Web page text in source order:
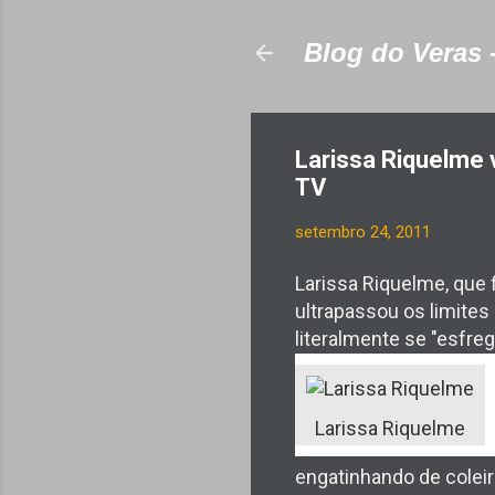
Blog do Veras
Larissa Riquelme
TV
setembro 24, 2011
Larissa Riquelme,
ultrapassou os limites
literalmente se
Larissa Riquelme
engatinhando de